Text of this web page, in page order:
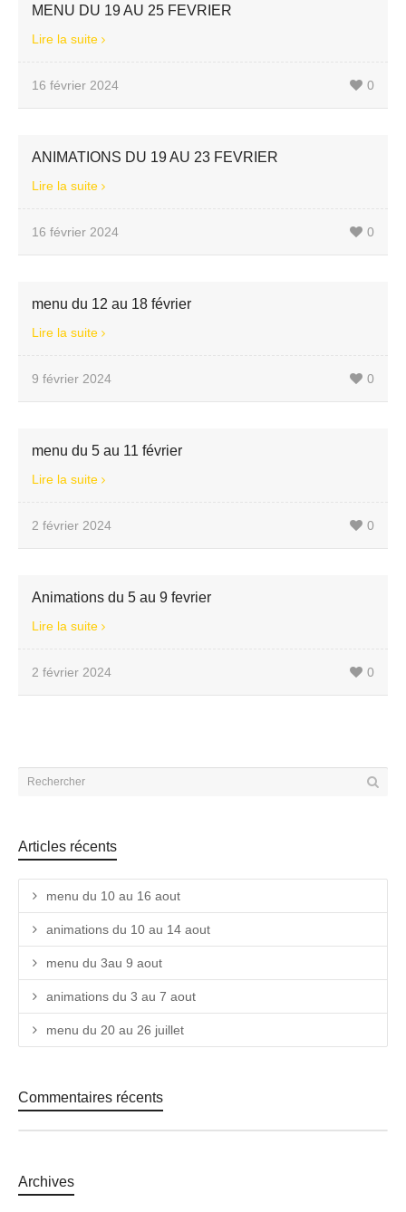
MENU DU 19 AU 25 FEVRIER
Lire la suite
16 février 2024 0
ANIMATIONS DU 19 AU 23 FEVRIER
Lire la suite
16 février 2024 0
menu du 12 au 18 février
Lire la suite
9 février 2024 0
menu du 5 au 11 février
Lire la suite
2 février 2024 0
Animations du 5 au 9 fevrier
Lire la suite
2 février 2024 0
Articles récents
menu du 10 au 16 aout
animations du 10 au 14 aout
menu du 3au 9 aout
animations du 3 au 7 aout
menu du 20 au 26 juillet
Commentaires récents
Archives